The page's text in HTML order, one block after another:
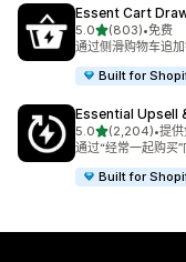
Essent Cart
5.0星（满分 5 星）
(803)
总共 803 条评论
•免费
通过侧滑购物车追
Built for
Essential Upsell
5.0星（满分 5 星）
(2,204)
总共 2204 条评论
•提
通过“经常一起购买
Built for